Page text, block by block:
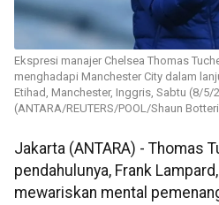
Ekspresi manajer Chelsea Thomas
menghadapi Manchester City dalam
Etihad, Manchester, Inggris, Sabtu (8/5/
(ANTARA/REUTERS/POOL/Shaun
Jakarta (ANTARA) - Thomas
pendahulunya, Frank
mewariskan mental